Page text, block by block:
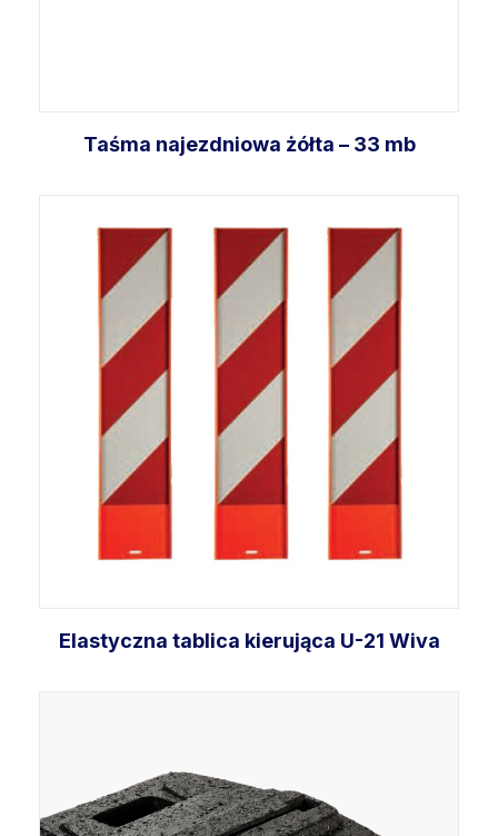
Taśma najezdniowa żółta – 33 mb
Dodaj do koszyka
Elastyczna tablica kierująca U-21 Wiva